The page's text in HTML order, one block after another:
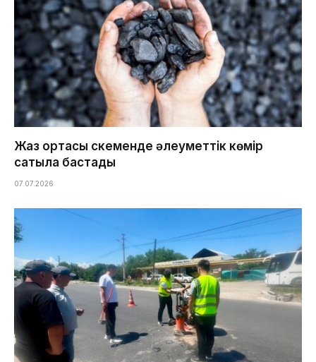
Жаз ортасы Өскеменде әлеуметтік көмір
сатыла бастады
07.07.2026